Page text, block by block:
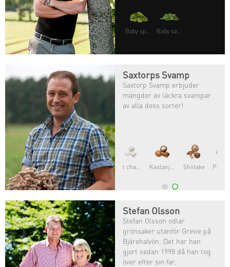
familjen tog over Dahns
fädersgård.
Baby spenat Baby sallater
Saxtorps Svamp
Saxtorp Svamp erbjuder
mängder av läckra svampar
av alla dess sorter!
Portabello
Stefan Olsson
Stefan Olsson odlar
grönsaker utanför Grevie på
Bjärehalvön. Det har han
gjort sedan 1998 då han tog
över efter sin far.